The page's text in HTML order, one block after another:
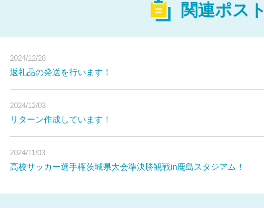
本校サッカー部は
雲児」「社会貢献できるリーダー人材育成」
関連ポスト
2024/12/28
返礼品の発送を行います！
2024/12/03
リターン作成しています！
2024/11/03
高校サッカー選手権茨城県大会準決勝観戦in鹿島スタジアム！